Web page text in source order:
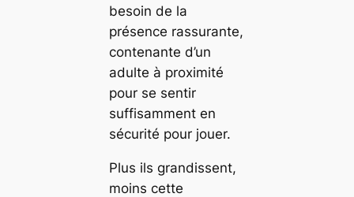
besoin de la
présence rassurante,
contenante d’un
adulte à proximité
pour se sentir
suffisamment en
sécurité pour jouer.
Plus ils grandissent,
moins cette